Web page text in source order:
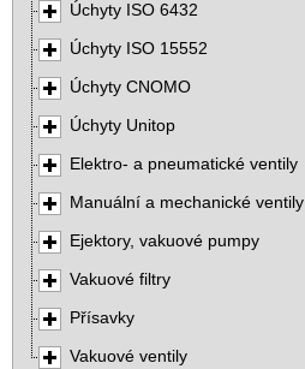
Úchyty ISO 6432
Úchyty ISO 15552
Úchyty CNOMO
Úchyty Unitop
Elektro- a pneumatické ventily
Manuální a mechanické ventily
Ejektory, vakuové pumpy
Vakuové filtry
Přísavky
Vakuové ventily